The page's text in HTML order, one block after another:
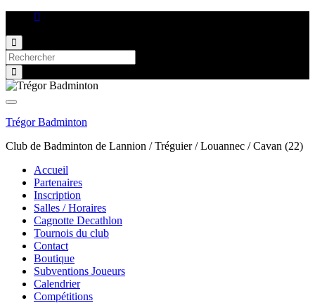
Toggle
search
form
Search
for:
Toggle
navigation
Trégor Badminton
Club de Badminton de Lannion / Tréguier / Louannec / Cavan (22)
Accueil
Partenaires
Inscription
Salles / Horaires
Cagnotte Decathlon
Tournois du club
Contact
Boutique
Subventions Joueurs
Calendrier
Compétitions